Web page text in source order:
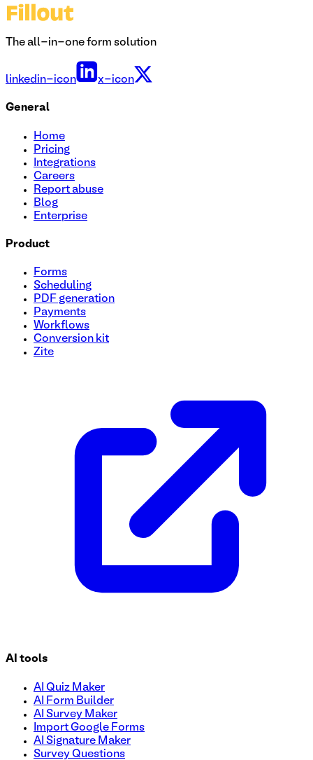
Rationalisez vos sessions de tutorat avec notre
essentiels tels que les informations sur les étudiants, les
tutorat uniques, garantissant ainsi un processus de
The all-in-one form solution
linkedin-icon x-icon
General
Home
Pricing
Integrations
Careers
Report abuse
Blog
Enterprise
Product
Forms
Scheduling
PDF generation
Payments
Workflows
Conversion kit
Zite
AI tools
AI Quiz Maker
AI Form Builder
AI Survey Maker
Import Google Forms
AI Signature Maker
Survey Questions